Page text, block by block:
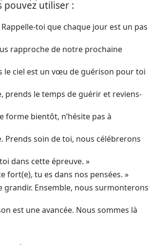
pouvez utiliser :
toi que chaque jour est un pas
rapproche de notre prochaine
le ciel est un vœu de guérison pour toi
prends le temps de guérir et reviens-
forme bientôt, n’hésite pas à
Prends soin de toi, nous célébrerons
dans cette épreuve. »
fort(e), tu es dans nos pensées. »
Ensemble, nous surmonterons
est une avancée. Nous sommes là